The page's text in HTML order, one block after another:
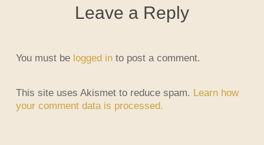
Leave a Reply
You must be logged into post a comment.
This site uses Akismet to reduce spam. Learn how
your comment data is processed.